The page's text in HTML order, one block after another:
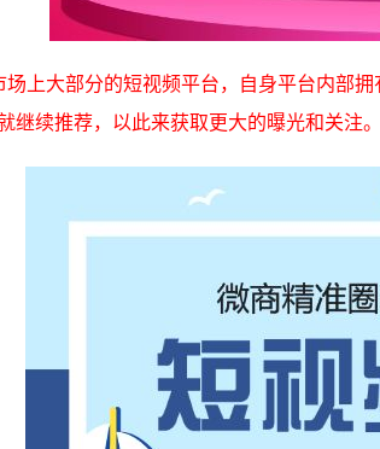
场上大部分的短视频平台，自身平台内部
继续推荐，以此来获取更大的曝光和关注。